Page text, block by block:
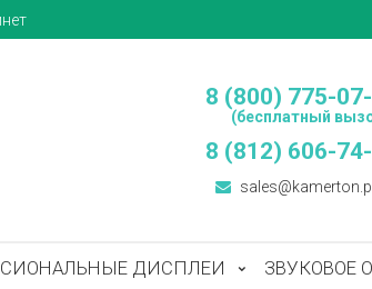
8 (800) 775-
(бесплатный
8 (812) 606-
ДИСПЛЕИ ЗВУКОВОЕ